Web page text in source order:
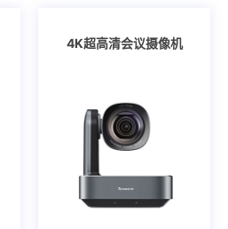
4K超高清会议摄像机